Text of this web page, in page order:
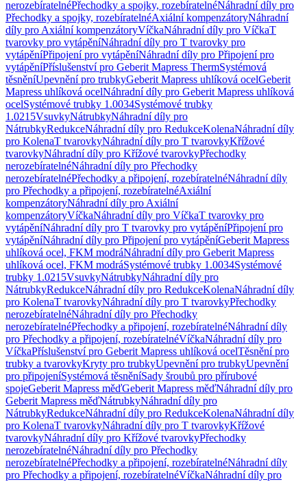
nerozebíratelnéPřechodky a spojky, rozebíratelnéNáhradní díly pro
Přechodky a spojky, rozebíratelnéAxiální kompenzátoryNáhradní
díly pro Axiální kompenzátoryVíčkaNáhradní díly pro VíčkaT
tvarovky pro vytápěníNáhradní díly pro T tvarovky pro
vytápěníPřipojení pro vytápěníNáhradní díly pro Připojení pro
vytápěníPříslušenství pro Geberit Mapress ThermSystémová
těsněníUpevnění pro trubkyGeberit Mapress uhlíková ocelGeberit
Mapress uhlíková ocelNáhradní díly pro Geberit Mapress uhlíková
ocelSystémové trubky 1.0034Systémové trubky
1.0215VsuvkyNátrubkyNáhradní díly pro
NátrubkyRedukceNáhradní díly pro RedukceKolenaNáhradní díly
pro KolenaT tvarovkyNáhradní díly pro T tvarovkyKřížové
tvarovkyNáhradní díly pro Křížové tvarovkyPřechodky
nerozebíratelnéNáhradní díly pro Přechodky
nerozebíratelnéPřechodky a připojení, rozebíratelnéNáhradní díly
pro Přechodky a připojení, rozebíratelnéAxiální
kompenzátoryNáhradní díly pro Axiální
kompenzátoryVíčkaNáhradní díly pro VíčkaT tvarovky pro
vytápěníNáhradní díly pro T tvarovky pro vytápěníPřipojení pro
vytápěníNáhradní díly pro Připojení pro vytápěníGeberit Mapress
uhlíková ocel, FKM modráNáhradní díly pro Geberit Mapress
uhlíková ocel, FKM modráSystémové trubky 1.0034Systémové
trubky 1.0215VsuvkyNátrubkyNáhradní díly pro
NátrubkyRedukceNáhradní díly pro RedukceKolenaNáhradní díly
pro KolenaT tvarovkyNáhradní díly pro T tvarovkyPřechodky
nerozebíratelnéNáhradní díly pro Přechodky
nerozebíratelnéPřechodky a připojení, rozebíratelnéNáhradní díly
pro Přechodky a připojení, rozebíratelnéVíčkaNáhradní díly pro
VíčkaPříslušenství pro Geberit Mapress uhlíková ocelTěsnění pro
trubky a tvarovkyKryty pro trubkyUpevnění pro trubkyUpevnění
pro připojeníSystémová těsněníSady šroubů pro přírubové
spojeGeberit Mapress měďGeberit Mapress měďNáhradní díly pro
Geberit Mapress měďNátrubkyNáhradní díly pro
NátrubkyRedukceNáhradní díly pro RedukceKolenaNáhradní díly
pro KolenaT tvarovkyNáhradní díly pro T tvarovkyKřížové
tvarovkyNáhradní díly pro Křížové tvarovkyPřechodky
nerozebíratelnéNáhradní díly pro Přechodky
nerozebíratelnéPřechodky a připojení, rozebíratelnéNáhradní díly
pro Přechodky a připojení, rozebíratelnéVíčkaNáhradní díly pro